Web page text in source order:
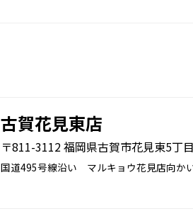
古賀花見東店
〒811-3112 福岡県古賀市花見東5丁
国道495号線沿い マルキョウ花見店向か